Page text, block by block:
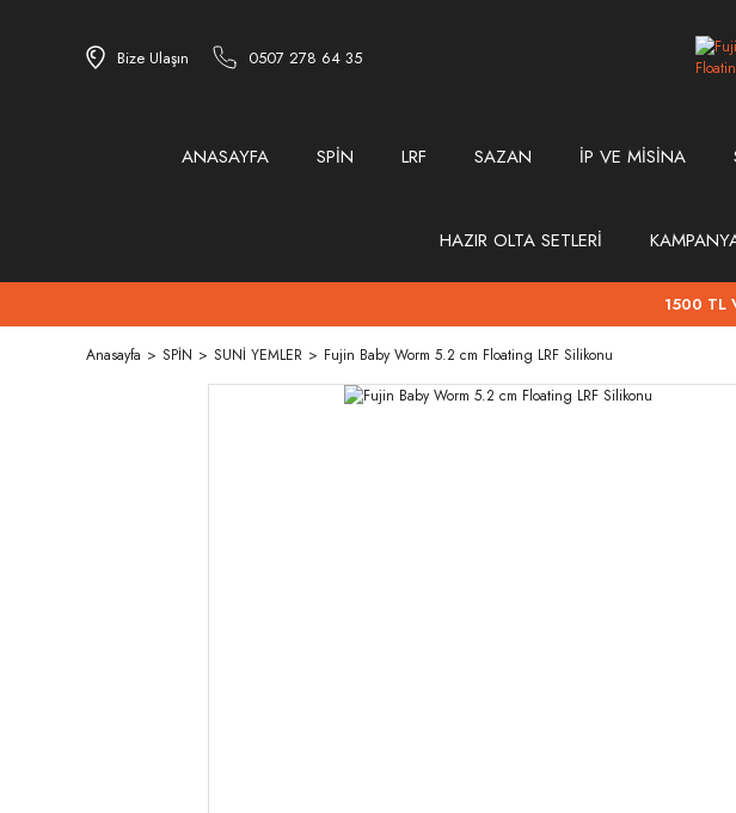
Bize Ulaşın 0507 278 64 35
ANASAYFA SPİN LRF SAZAN İP VE MİSİNA
HAZIR OLTA SETLERİ
1500 TL
Anasayfa SPİN SUNİ YEMLER Fujin Baby Worm 5.2 cm Floating LRF Silikonu